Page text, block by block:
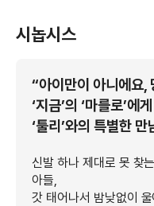
시놉시스
“아이만이 아니에요,
‘지금’의 ‘마를로’에
‘툴리’와의 특별한
신발 하나 제대로 못 찾
아들,
갓 태어나서 밤낮없이